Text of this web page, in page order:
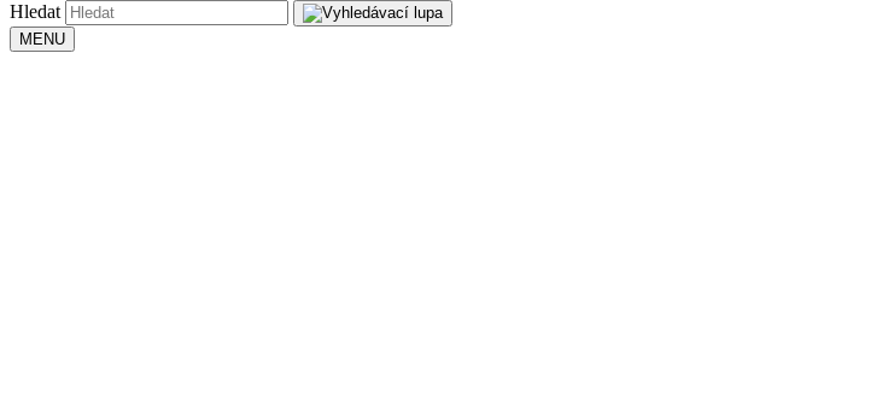
Hledat
MENU